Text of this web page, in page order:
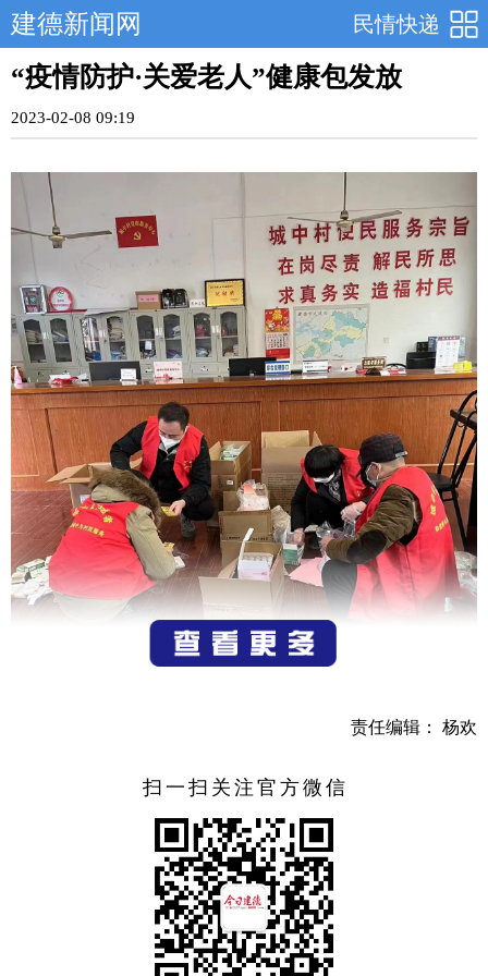
民情快递
建德新闻网
“疫情防护·关爱老人”健康包发放
2023-02-08 09:19
2023年1月1日，由建德市委宣传部主办，寿昌镇人民政
府承办的“疫情防护，关爱老人”活动在寿昌镇城中村村文化
礼堂开展（举办。）疫情进入新阶段，城中村发放“爱心健康
包”，将装有退烧感冒药、酒精消毒液喷剂、口罩等防疫包送
到60岁以上老人手上。
责任编辑： 杨欢
扫一扫关注官方微信